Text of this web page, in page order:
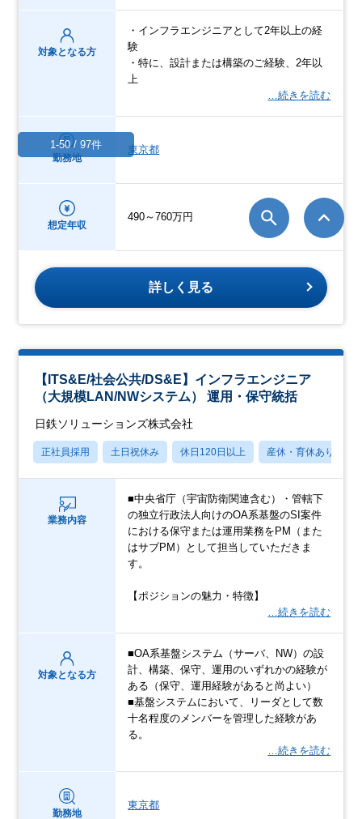
対象となる方
・インフラエンジニアとして2年以上の経
験
・特に、設計または構築のご経験、2年以
上
…続きを読む
勤務地
東京都
想定年収
490～760万円
詳しく見る
【ITS&E/社会公共/DS&E】インフラエンジニア
（大規模LAN/NWシステム） 運用・保守統括
日鉄ソリューションズ株式会社
正社員採用 土日祝休み 休日120日以上 産休・育休あり
業務内容
■中央省庁（宇宙防衛関連含む）・管轄下
の独立行政法人向けのOA系基盤のSI案件
における保守または運用業務をPM（また
はサブPM）として担当していただきま
す。
【ポジションの魅力・特徴】
…続きを読む
対象となる方
■OA系基盤システム（サーバ、NW）の設
計、構築、保守、運用のいずれかの経験が
ある（保守、運用経験があると尚よい）
■基盤システムにおいて、リーダとして数
十名程度のメンバーを管理した経験があ
る。
…続きを読む
勤務地
東京都
1-50 / 97件